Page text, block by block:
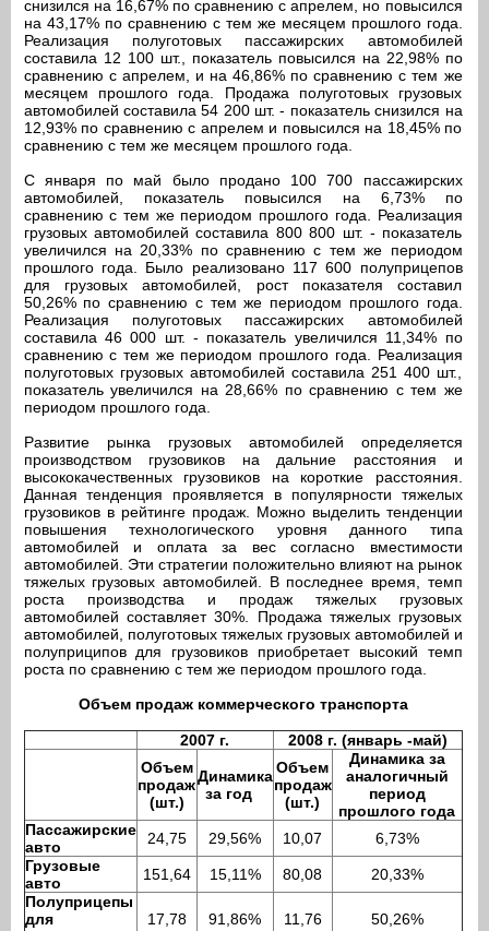
снизился на 16,67% по сравнению с апрелем, но повысился
на 43,17% по сравнению с тем же месяцем прошлого года.
Реализация полуготовых пассажирских автомобилей
составила 12 100 шт., показатель повысился на 22,98% по
сравнению с апрелем, и на 46,86% по сравнению с тем же
месяцем прошлого года. Продажа полуготовых грузовых
автомобилей составила 54 200 шт. - показатель снизился на
12,93% по сравнению с апрелем и повысился на 18,45% по
сравнению с тем же месяцем прошлого года.
С января по май было продано 100 700 пассажирских
автомобилей, показатель повысился на 6,73% по
сравнению с тем же периодом прошлого года. Реализация
грузовых автомобилей составила 800 800 шт. - показатель
увеличился на 20,33% по сравнению с тем же периодом
прошлого года. Было реализовано 117 600 полуприцепов
для грузовых автомобилей, рост показателя составил
50,26% по сравнению с тем же периодом прошлого года.
Реализация полуготовых пассажирских автомобилей
составила 46 000 шт. - показатель увеличился 11,34% по
сравнению с тем же периодом прошлого года. Реализация
полуготовых грузовых автомобилей составила 251 400 шт.,
показатель увеличился на 28,66% по сравнению с тем же
периодом прошлого года.
Развитие рынка грузовых автомобилей определяется
производством грузовиков на дальние расстояния и
высококачественных грузовиков на короткие расстояния.
Данная тенденция проявляется в популярности тяжелых
грузовиков в рейтинге продаж. Можно выделить тенденции
повышения технологического уровня данного типа
автомобилей и оплата за вес согласно вместимости
автомобилей. Эти стратегии положительно влияют на рынок
тяжелых грузовых автомобилей. В последнее время, темп
роста производства и продаж тяжелых грузовых
автомобилей составляет 30%. Продажа тяжелых грузовых
автомобилей, полуготовых тяжелых грузовых автомобилей и
полуприципов для грузовиков приобретает высокий темп
роста по сравнению с тем же периодом прошлого года.
Объем продаж коммерческого транспорта
2007 г.
2008 г. (январь -май)
Объем
продаж
(шт.)
Динамика
за год
Объем
продаж
(шт.)
Динамика за
аналогичный
период
прошлого года
Пассажирские
авто
24,75 29,56% 10,07
6,73%
Грузовые
авто
151,64 15,11% 80,08
20,33%
Полуприцепы
для
17,78 91,86% 11,76 50,26%